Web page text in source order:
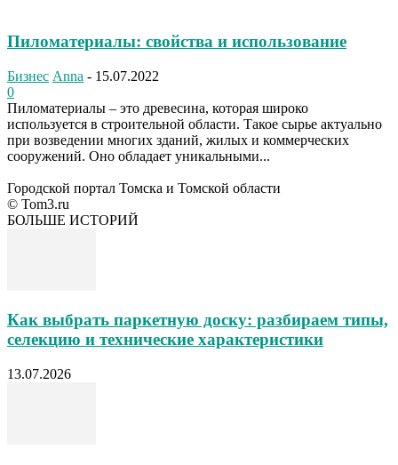
Пиломатериалы: свойства и использование
Бизнес Anna - 15.07.2022
0
Пиломатериалы – это древесина, которая широко
используется в строительной области. Такое сырье актуально
при возведении многих зданий, жилых и коммерческих
сооружений. Оно обладает уникальными...
Городской портал Томска и Томской области
© Tom3.ru
БОЛЬШЕ ИСТОРИЙ
Как выбрать паркетную доску: разбираем типы,
селекцию и технические характеристики
13.07.2026